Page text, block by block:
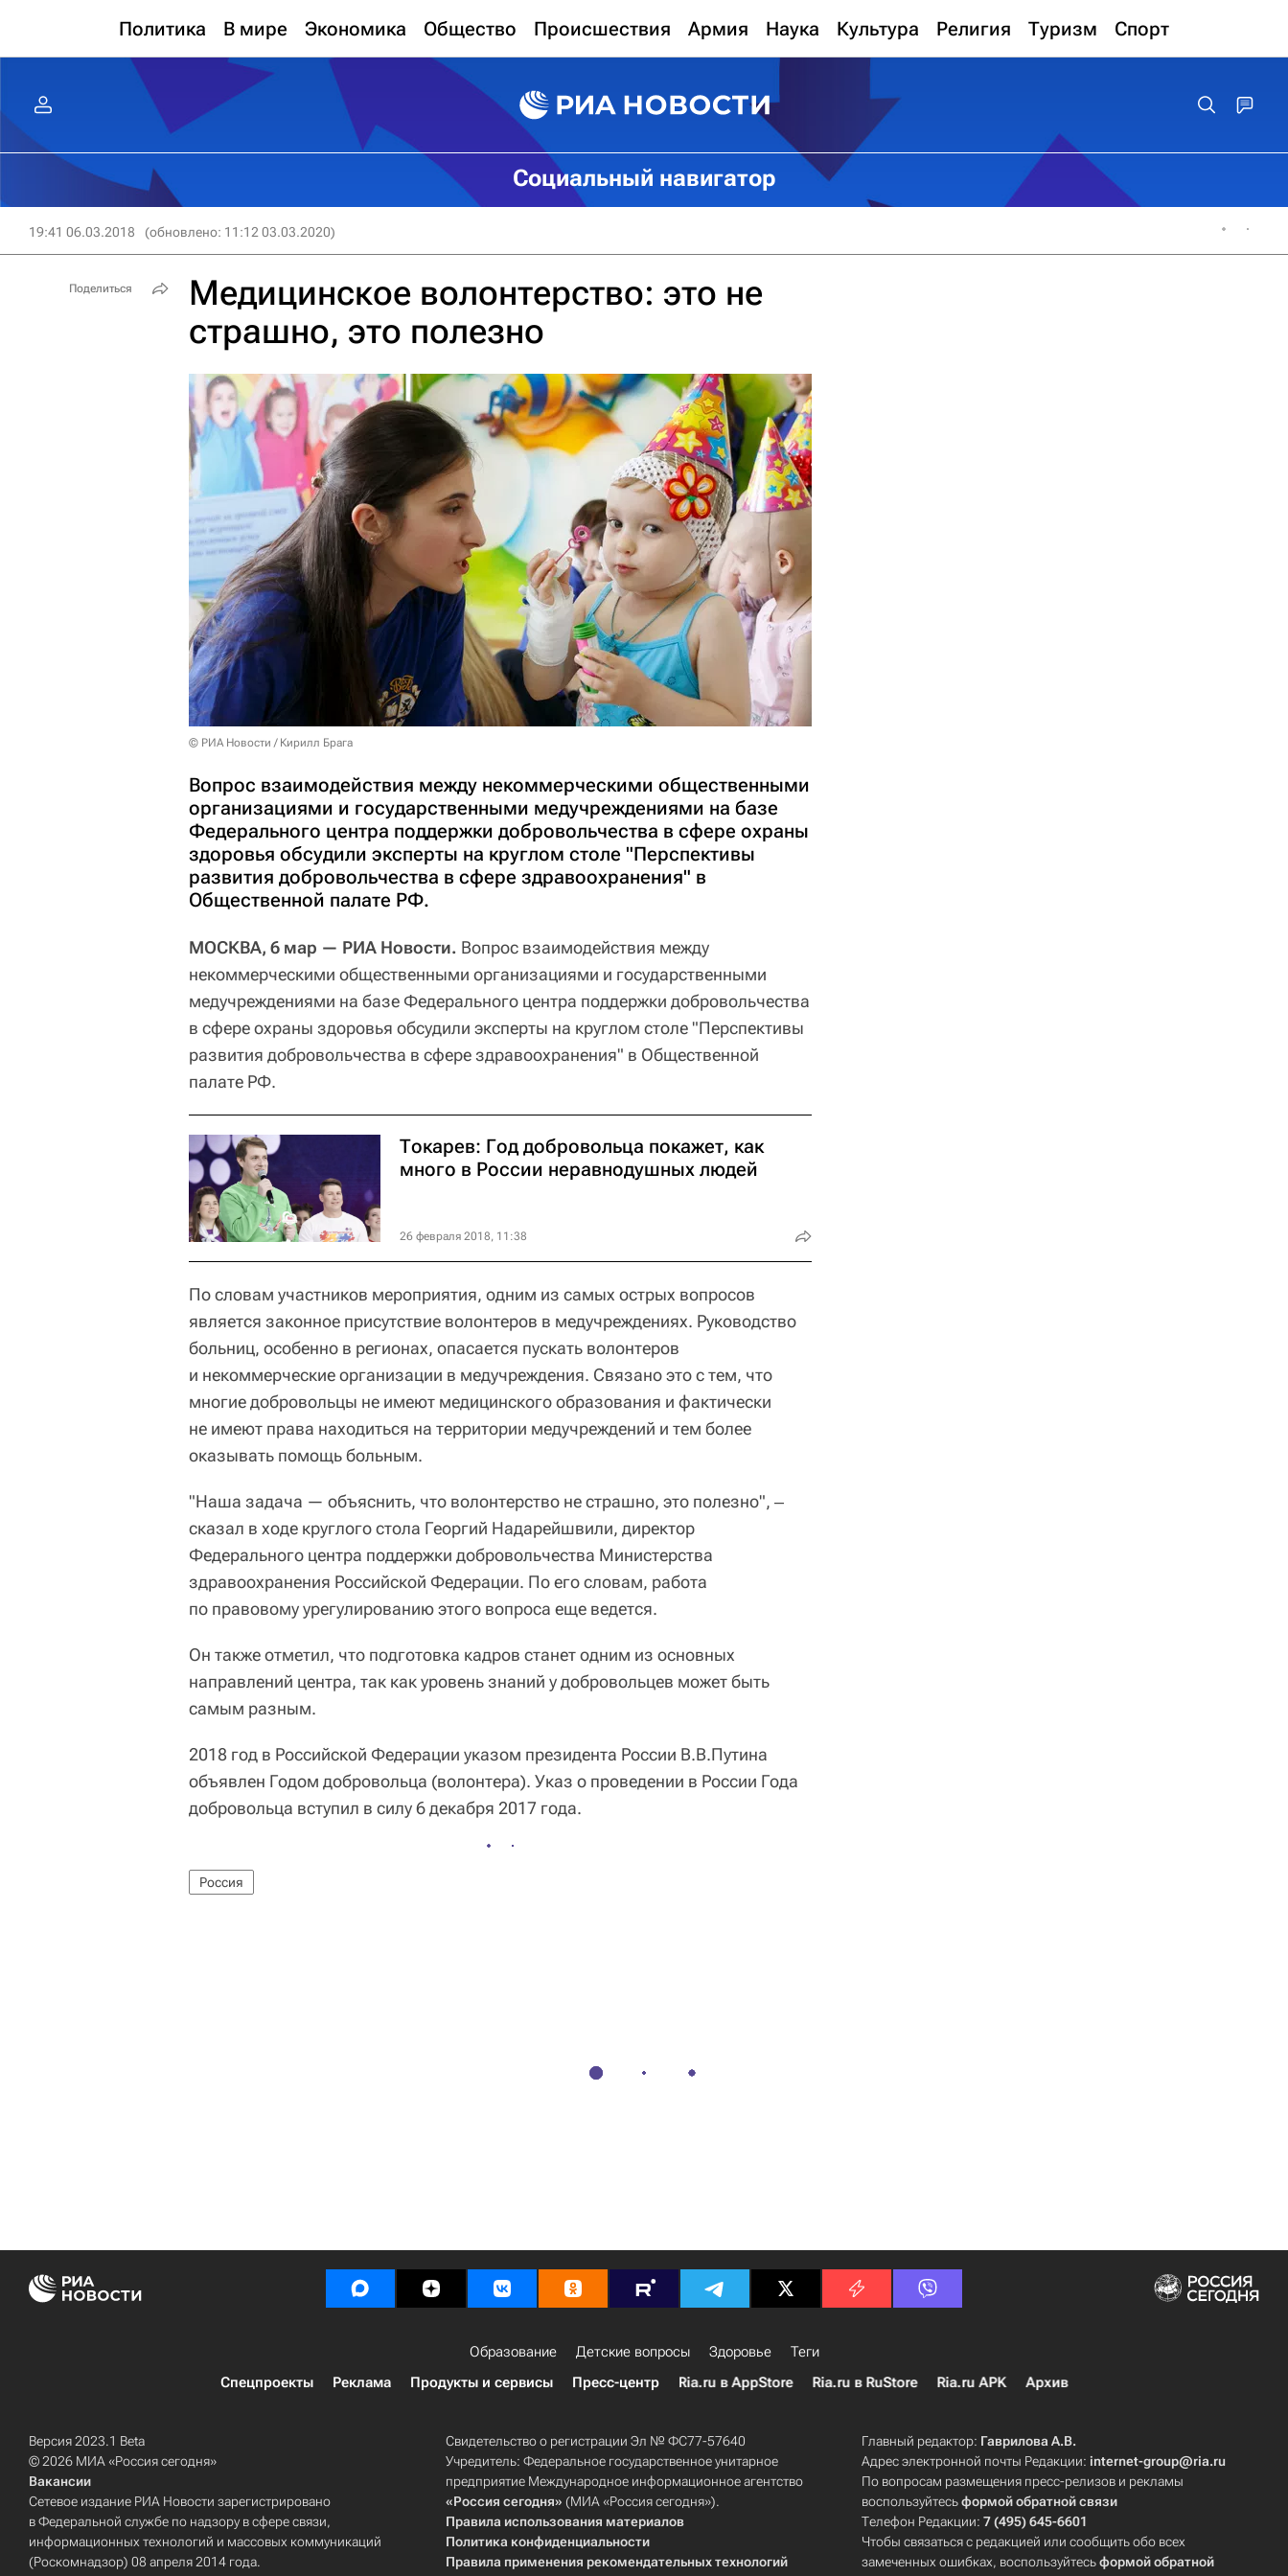
Политика В мире Экономика Общество Происшествия Армия Наука Культура Религия Туризм Спорт
Социальный навигатор
19:41 06.03.2018 (обновлено: 11:12 03.03.2020)
Медицинское волонтерство: это не
страшно, это полезно
© РИА Новости / Кирилл Брага
Вопрос взаимодействия между некоммерческими общественными
организациями и государственными медучреждениями на базе
Федерального центра поддержки добровольчества в сфере охраны
здоровья обсудили эксперты на круглом столе "Перспективы
развития добровольчества в сфере здравоохранения" в
Общественной палате РФ.
МОСКВА, 6 мар — РИА Новости. Вопрос взаимодействия между
некоммерческими общественными организациями и государственными
медучреждениями на базе Федерального центра поддержки добровольчества
в сфере охраны здоровья обсудили эксперты на круглом столе "Перспективы
развития добровольчества в сфере здравоохранения" в Общественной
палате РФ.
Токарев: Год добровольца покажет, как
много в России неравнодушных людей
26 февраля 2018, 11:38
По словам участников мероприятия, одним из самых острых вопросов
является законное присутствие волонтеров в медучреждениях. Руководство
больниц, особенно в регионах, опасается пускать волонтеров
и некоммерческие организации в медучреждения. Связано это с тем, что
многие добровольцы не имеют медицинского образования и фактически
не имеют права находиться на территории медучреждений и тем более
оказывать помощь больным.
"Наша задача — объяснить, что волонтерство не страшно, это полезно", ‒
сказал в ходе круглого стола Георгий Надарейшвили, директор
Федерального центра поддержки добровольчества Министерства
здравоохранения Российской Федерации. По его словам, работа
по правовому урегулированию этого вопроса еще ведется.
Он также отметил, что подготовка кадров станет одним из основных
направлений центра, так как уровень знаний у добровольцев может быть
самым разным.
2018 год в Российской Федерации указом президента России В.В.Путина
объявлен Годом добровольца (волонтера). Указ о проведении в России Года
добровольца вступил в силу 6 декабря 2017 года.
Россия
Поделиться
Образование Детские вопросы Здоровье
Теги
Спецпроекты
Реклама Продукты и сервисы Пресс-центр Ria.ru в AppStore Ria.ru в RuStore Ria.ru APK Архив
Версия 2023.1 Beta
© 2026 МИА «Россия сегодня»
Вакансии
Сетевое издание РИА Новости зарегистрировано
в Федеральной службе по надзору в сфере связи,
информационных технологий и массовых коммуникаций
(Роскомнадзор) 08 апреля 2014 года.
Свидетельство о регистрации Эл № ФС77-57640
Учредитель: Федеральное государственное унитарное
предприятие Международное информационное агентство
«Россия сегодня» (МИА «Россия сегодня»).
Правила использования материалов
Политика конфиденциальности
Правила применения рекомендательных технологий
Главный редактор: Гаврилова А.В.
Адрес электронной почты Редакции:internet-group@ria.ru
По вопросам размещения пресс-релизов и рекламы
воспользуйтесьформой обратной связи
Телефон Редакции:7 (495) 645-6601
Чтобы связаться с редакцией или сообщить обо всех
замеченных ошибках, воспользуйтесьформой обратной